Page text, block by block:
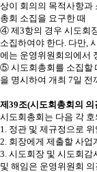
상이 회의의 목적사항과
총회 소집을 요구한 때
④ 제3항의 경우 시도회
소집하여야 한다. 다만,
에는 운영위원회의에서
⑤ 시도회총회를 소집할
을 명시하여 개최 7일 전
제 39조(시도회총회의 의
시도회총회는 다음 각
1. 정관 및 제규정으로
2. 회장에게 제출할 사업
3. 시도회장 및 시도회감
및 해임은 운영위원회